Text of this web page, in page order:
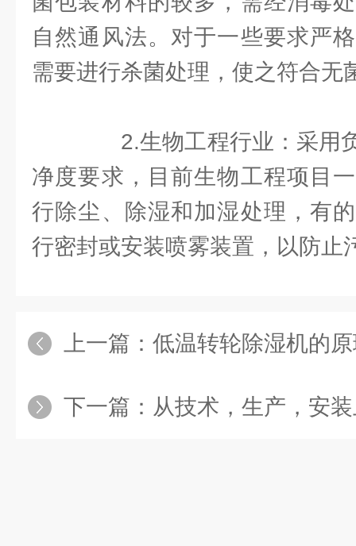
自然通风法。对于一些要求严
需要进行杀菌处理，使之符合无
2.生物工程行业：采用
净度要求，目前生物工程项目
行除尘、除湿和加湿处理，有
行密封或安装喷雾装置，以防止
上一篇： 低温转轮除湿机的
下一篇： 从技术，生产，安装上